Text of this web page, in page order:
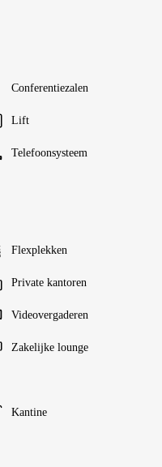
Conferentiezalen
Lift
Telefoonsysteem
Flexplekken
Private kantoren
Videovergaderen
Zakelijke lounge
Kantine